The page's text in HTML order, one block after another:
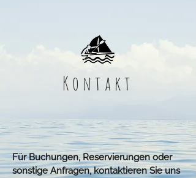
Kontakt
Für Buchungen, Reservierungen oder
sonstige Anfragen, kontaktieren Sie uns